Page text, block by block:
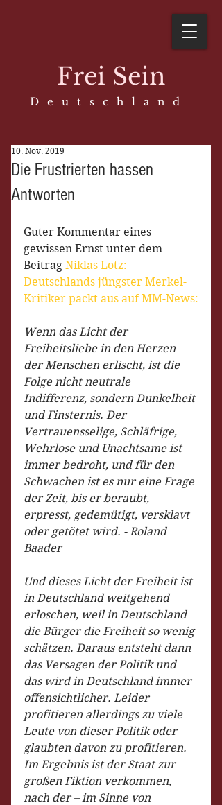
Frei Sein
D e u t s c h l a n d
Die Frustrierten hassen
Antworten
10. Nov. 2019
Guter Kommentar eines
gewissen Ernst unter dem
Beitrag Niklas Lotz:
Deutschlands jüngster Merkel-
Kritiker packt aus auf MM-News:
Wenn das Licht der
Freiheitsliebe in den Herzen
der Menschen erlischt, ist die
Folge nicht neutrale
Indifferenz, sondern Dunkelheit
und Finsternis. Der
Vertrauensselige, Schläfrige,
Wehrlose und Unachtsame ist
immer bedroht, und für den
Schwachen ist es nur eine Frage
der Zeit, bis er beraubt,
erpresst, gedemütigt, versklavt
oder getötet wird. - Roland
Baader
Und dieses Licht der Freiheit ist
in Deutschland weitgehend
erloschen, weil in Deutschland
die Bürger die Freiheit so wenig
schätzen. Daraus entsteht dann
das Versagen der Politik und
das wird in Deutschland immer
offensichtlicher. Leider
profitieren allerdings zu viele
Leute von dieser Politik oder
glaubten davon zu profitieren.
Im Ergebnis ist der Staat zur
großen Fiktion verkommen,
nach der – im Sinne von